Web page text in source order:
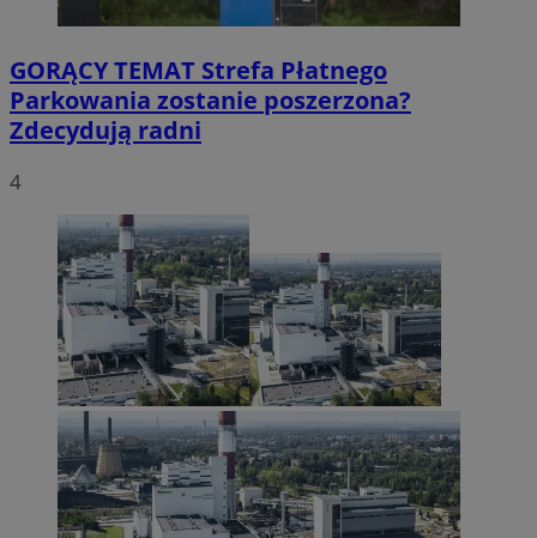
GORĄCY TEMAT Strefa Płatnego
Parkowania zostanie poszerzona?
Zdecydują radni
4